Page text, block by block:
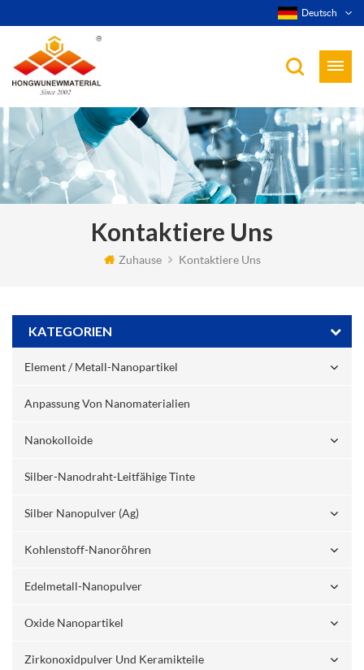
Deutsch
Kontaktiere Uns
Zuhause Kontaktiere Uns
KATEGORIEN
Element / Metall-Nanopartikel
Anpassung Von Nanomaterialien
Nanokolloide
Silber-Nanodraht-Leitfähige Tinte
Silber Nanopulver (ag)
Kohlenstoff-Nanoröhren
Edelmetall-Nanopulver
Oxide Nanopartikel
Zirkonoxidpulver Und Keramikteile